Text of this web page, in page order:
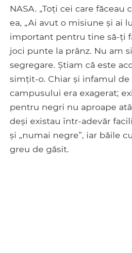
NASA. „Toți cei care făceau
ea, „Ai avut o misiune și ai
important pentru tine să-ți
joci punte la prânz. Nu am
segregare. Știam că este
simțit-o. Chiar și infamul
campusului era exagerat;
pentru negri nu aproape
deși existau într-adevăr
și „numai negre”, iar băile
greu de găsit.